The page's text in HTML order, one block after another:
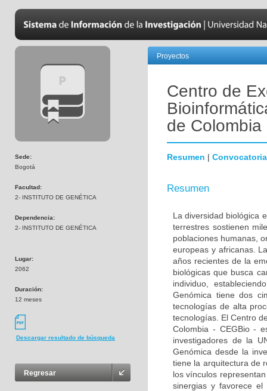
Sede:
Bogotá
Facultad:
2- INSTITUTO DE GENÉTICA
Dependencia:
2- INSTITUTO DE GENÉTICA
Lugar:
2062
Duración:
12 meses
Descargar resultado de búsqueda
Regresar
Proyectos
Centro de
de Colombia
Resumen | Convocatoria
Resumen
La diversidad biológica
terrestres sostienen
poblaciones humanas,
europeas y africanas.
años recientes de la
biológicas que busca
individuo,
Genómica tiene dos
tecnologías de alta
tecnologías. El Centro
Colombia - CEGBio -
investigadores de la
Genómica desde la
tiene la arquitectura de
los vínculos
sinergias y favorece el